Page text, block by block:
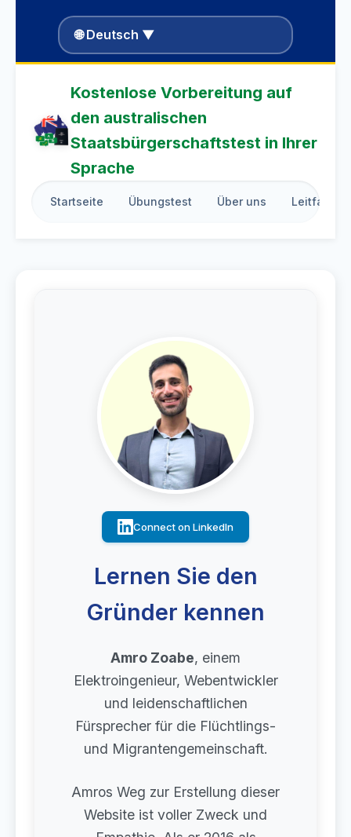
🌐 Deutsch ▼
Kostenlose Vorbereitung auf
den australischen
Staatsbürgerschaftstest in Ihrer
Sprache
Startseite Übungstest Über uns Leitfaden
Connect on LinkedIn
Lernen Sie den
Gründer kennen
Amro Zoabe, einem
Elektroingenieur, Webentwickler
und leidenschaftlichen
Fürsprecher für die Flüchtlings-
und Migrantengemeinschaft.
Amros Weg zur Erstellung dieser
Website ist voller Zweck und